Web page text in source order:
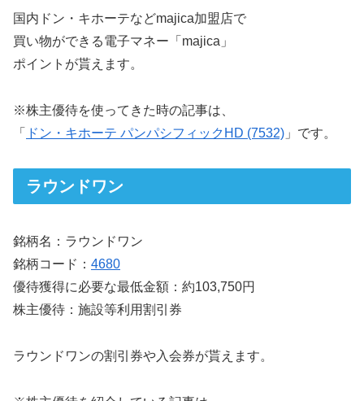
国内ドン・キホーテなどmajica加盟店で
買い物ができる電子マネー「majica」
ポイントが貰えます。
※株主優待を使ってきた時の記事は、
「
ドン・キホーテ パンパシフィックHD (7532) 」です。
ラウンドワン
銘柄名：ラウンドワン
銘柄コード： 4680
優待獲得に必要な最低金額：約103,750円
株主優待：施設等利用割引券
ラウンドワンの割引券や入会券が貰えます。